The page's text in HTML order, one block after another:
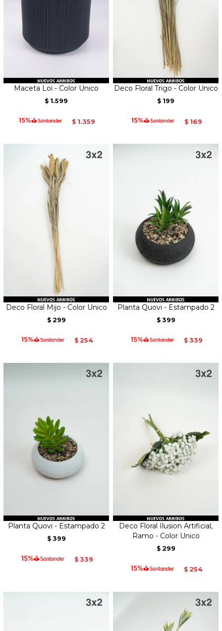
Maceta Loi - Color Unico
$ 1.599
$ 1.359
Deco Floral Trigo - Color Unico
$ 199
$ 169
Deco Floral Mijo - Color Unico
$ 299
$ 254
Planta Quovi - Estampado 2
$ 399
$ 339
Planta Quovi - Estampado 2
$ 399
$ 339
Deco Floral Ilusion Artificial,
Ramo - Color Unico
$ 299
$ 254